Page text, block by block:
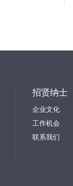
招贤纳士
企业文化
工作机会
联系我们